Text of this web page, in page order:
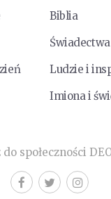
Biblia
Świadectwa
Ludzie i
Imiona i
do społeczności